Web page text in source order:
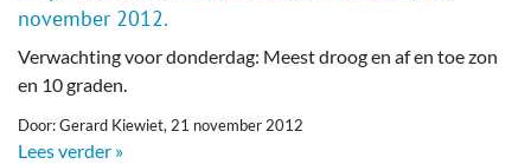
november 2012.
Verwachting voor donderdag: Meest droog en af en toe zon
en 10 graden.
Door: Gerard Kiewiet, 21 november 2012
Lees verder »